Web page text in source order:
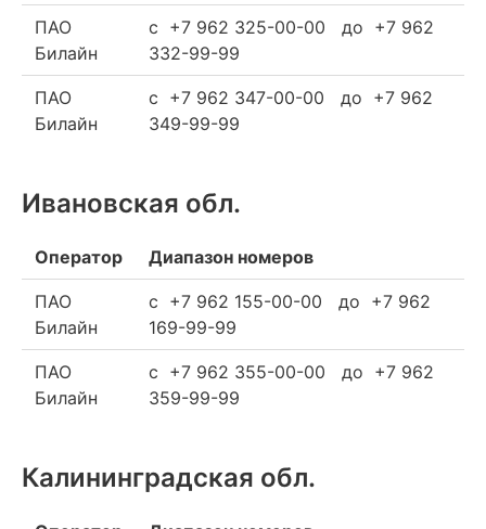
ПАО
Билайн
c +7 962 325-00-00 до +7 962
332-99-99
ПАО
Билайн
c +7 962 347-00-00 до +7 962
349-99-99
Ивановская обл.
Оператор Диапазон номеров
ПАО
Билайн
c +7 962 155-00-00 до +7 962
169-99-99
ПАО
Билайн
c +7 962 355-00-00 до +7 962
359-99-99
Калининградская обл.